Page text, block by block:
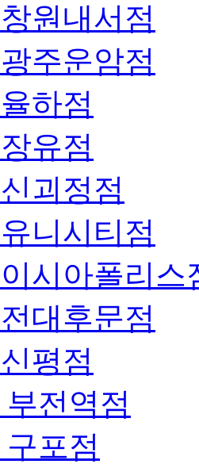
원내서점
주운암점
하점
유점
괴정점
니시티점
시아폴리스
대후문점
평점
전역점
포점